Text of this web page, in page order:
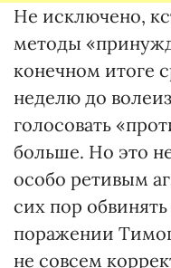
Не исключено,
методы
конечном итоге
неделю до
голосовать
больше. Но это
особо ретивым
сих пор
поражении
не совсем